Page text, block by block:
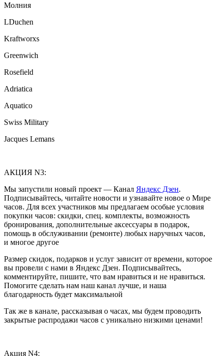
Молния
LDuchen
Kraftworxs
Greenwich
Rosefield
Adriatica
Aquatico
Swiss Military
Jacques Lemans
АКЦИЯ N3:
Мы запустили новый проект — Канал Яндекс Дзен.
Подписывайтесь, читайте новости и узнавайте новое о Мире
часов. Для всех участников мы предлагаем особые условия
покупки часов: скидки, спец. комплекты, возможность
бронирования, дополнительные аксессуары в подарок,
помощь в обслуживании (ремонте) любых наручных часов,
и многое другое
Размер скидок, подарков и услуг зависит от времени, которое
вы провели с нами в Яндекс Дзен. Подписывайтесь,
комментируйте, пишите, что вам нравиться и не нравиться.
Помогите сделать нам наш канал лучше, и наша
благодарность будет максимальной
Так же в канале, рассказывая о часах, мы будем проводить
закрытые распродажи часов с уникально низкими ценами!
Акция N4: